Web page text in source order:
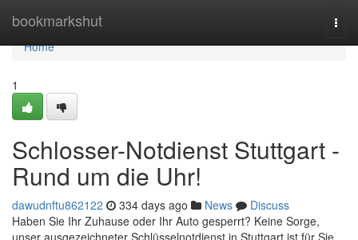
bookmarkshut
Home
Home
1
Schlosser-Notdienst Stuttgart -
Rund um die Uhr!
dawudnftu862122 334 days ago News
Discuss
Haben Sie Ihr Zuhause oder Ihr Auto gesperrt? Keine Sorge,
unser ausgezeichneter Schlüsselnotdienst in Stuttgart ist für Sie